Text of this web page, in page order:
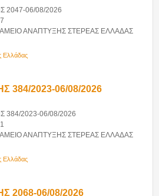
πινάκων κατάταξης...
ενδιαφέροντος
14:40
06/08/2026
ΑΝΑΠΤΥΞΗΣ ΣΤΕΡΕΑΣ ΕΛΛΑΔΑΣ
Ελλάδας
2023-06/08/2026
2023-06/08/2026
ΑΝΑΠΤΥΞΗΣ ΣΤΕΡΕΑΣ ΕΛΛΑΔΑΣ
Ελλάδας
06/08/2026